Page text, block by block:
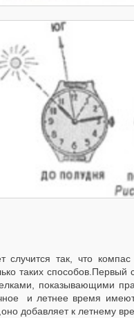
случится так, что
таких
показывающими
и летнее время
добавляет к летнему